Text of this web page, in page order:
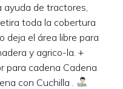
ayuda de tractores,
toda la cobertura
deja el área libre para
y agrico-la. +
para cadena Cadena
con Cuchilla .